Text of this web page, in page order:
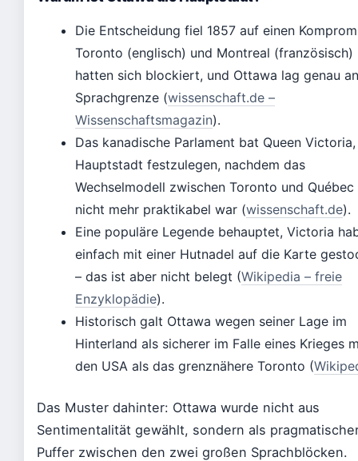
Die Entscheidung fiel 1857 auf einen
Toronto (englisch) und Montreal (französisch)
hatten sich blockiert, und Ottawa lag genau
Sprachgrenze (wissenschaft.de –
Wissenschaftsmagazin).
Das kanadische Parlament bat Queen
Hauptstadt festzulegen, nachdem das
Wechselmodell zwischen Toronto und Québec
nicht mehr praktikabel war (wissenschaft.de).
Eine populäre Legende behauptet, Victoria
einfach mit einer Hutnadel auf die Karte
– das ist aber nicht belegt (Wikipedia – freie
Enzyklopädie).
Historisch galt Ottawa wegen seiner Lage im
Hinterland als sicherer im Falle eines Krieges
den USA als das grenznähere Toronto (
Das Muster dahinter: Ottawa wurde nicht aus
Sentimentalität gewählt, sondern als
Puffer zwischen den zwei großen Sprachblöcken.